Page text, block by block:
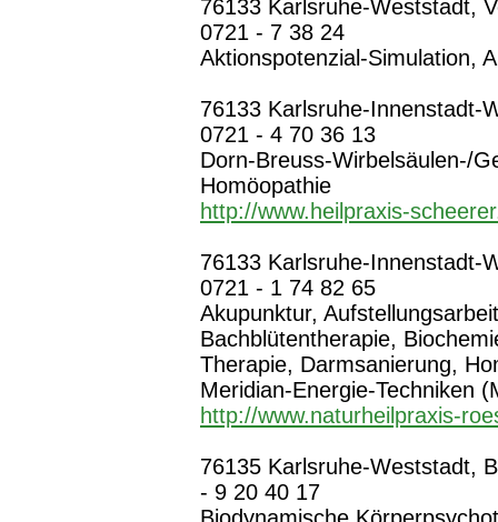
76133 Karlsruhe-Weststadt,
0721 - 7 38 24
Aktionspotenzial-Simulation,
76133 Karlsruhe-Innenstadt-
0721 - 4 70 36 13
Dorn-Breuss-Wirbelsäulen-/
Homöopathie
http://www.heilpraxis-
76133 Karlsruhe-Innenstadt-
0721 - 1 74 82 65
Akupunktur,
Bachblütentherapie,
Therapie, Darmsanierung,
Meridian-Energie-Techniken
http://www.naturheilpraxis-
76135 Karlsruhe-Weststadt,
- 9 20 40 17
Biodynamische